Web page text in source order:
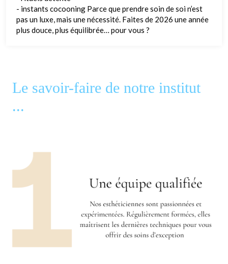
- instants cocooning Parce que prendre soin de soi n’est
pas un luxe, mais une nécessité. Faites de 2026 une année
plus douce, plus équilibrée… pour vous ?
Le savoir-faire de notre institut
...